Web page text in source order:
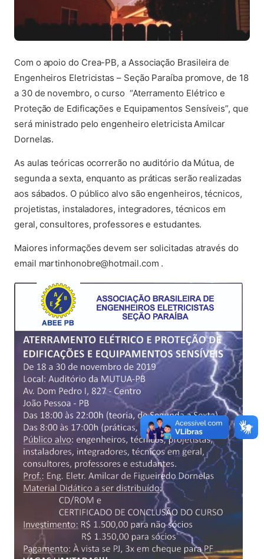
Com o apoio do Crea-PB, a Associação Brasileira de
Engenheiros Eletricistas – Seção Paraíba promove, de 18
a 30 de novembro, o curso “Aterramento Elétrico e
Proteção de Edificações e Equipamentos Sensíveis”, que
será ministrado pelo engenheiro eletricista Amilcar
Dornelas.
As aulas teóricas ocorrerão no auditório da Mútua, de
segunda a sexta, enquanto as práticas serão realizadas
aos sábados. O público alvo são engenheiros, técnicos,
projetistas, instaladores, integradores, técnicos em
geral, consultores, professores e estudantes.
Maiores informações devem ser solicitadas através do
email martinhonobre@hotmail.com .